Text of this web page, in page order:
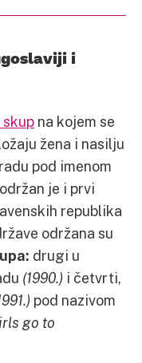
i
na kojem se
žena i nasilju
pod imenom
je i prvi
republika
održana su
drugi u
(1990.) i četvrti,
pod nazivom
go to